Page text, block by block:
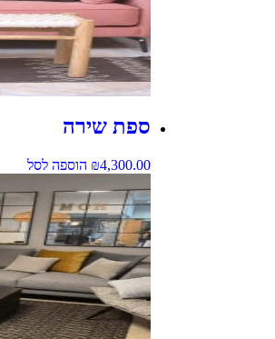
ספת שירה
₪4,300.00 הוספה לסל